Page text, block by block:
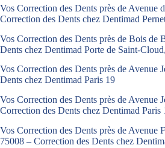
Vos Correction des Dents près de Avenue
Correction des Dents chez Dentimad
Vos Correction des Dents près de Bois de
Dents chez Dentimad Porte de Saint-
Vos Correction des Dents près de Avenue
Dents chez Dentimad Paris 19
Vos Correction des Dents près de Avenue
Correction des Dents chez Dentimad Paris
Vos Correction des Dents près de Avenue
75008 – Correction des Dents chez